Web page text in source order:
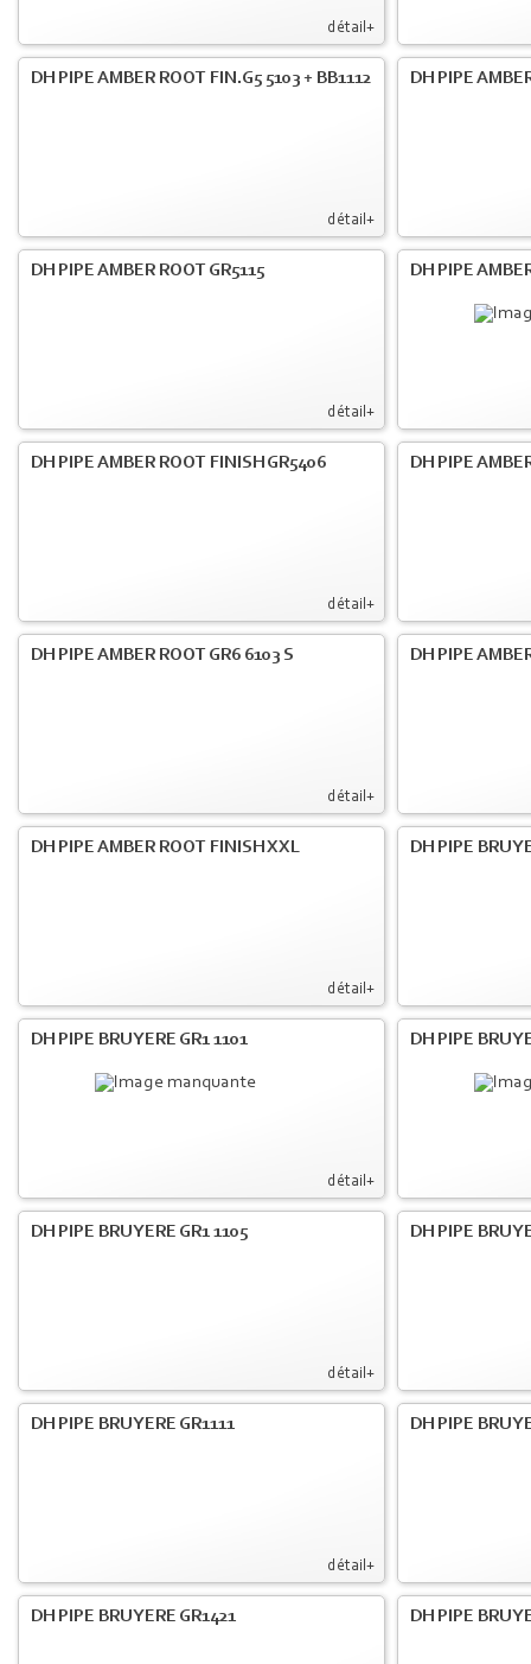
détail+
détail+
DH PIPE AMBER ROOT FIN.G5 5103 + BB1112 DH PIPE
détail+
DH PIPE AMBER ROOT GR5115 DH PIPE
détail+
DH PIPE AMBER ROOT FINISH GR5406 DH PIPE
détail+
DH PIPE AMBER ROOT GR6 6103 S DH PIPE
détail+
DH PIPE AMBER ROOT FINISH XXL DH PIPE
détail+
DH PIPE BRUYERE GR1 1101 DH PIPE
détail+
DH PIPE BRUYERE GR1 1105 DH PIPE
détail+
DH PIPE BRUYERE GR1111 DH PIPE
DH PIPE BRUYERE GR1421 DH PIPE